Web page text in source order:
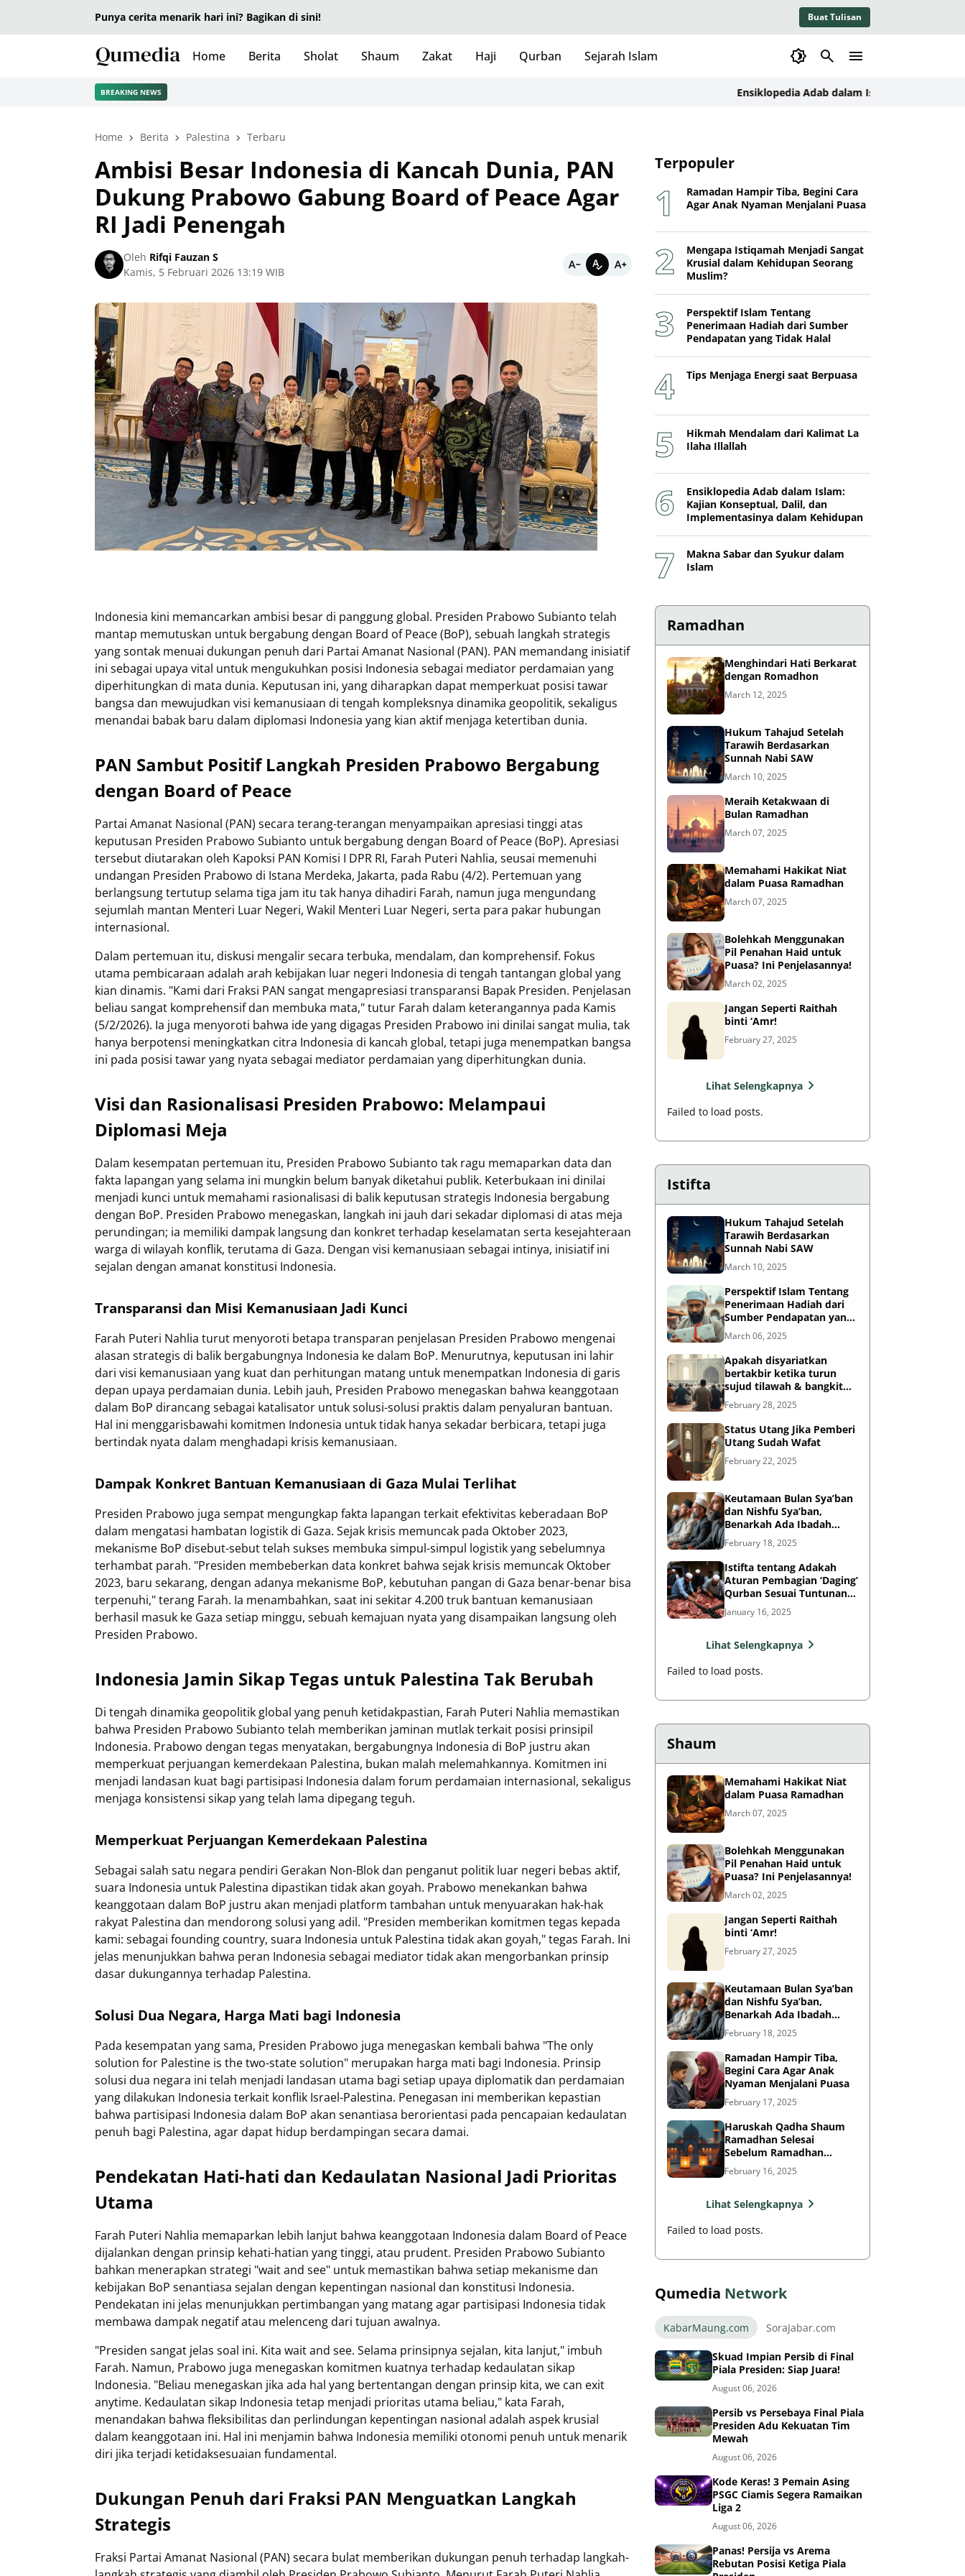
Punya cerita menarik hari ini? Bagikan di sini! Buat Tulisan
Home Berita Sholat Shaum Zakat Haji Qurban Sejarah Islam
BREAKING NEWS Ensiklopedia Adab dalam Islam: Kajian
Home Berita Palestina Terbaru
Ambisi Besar Indonesia di Kancah Dunia, PAN
Dukung Prabowo Gabung Board of Peace Agar
RI Jadi Penengah
Oleh Rifqi Fauzan S
Kamis, 5 Februari 2026 13:19 WIB
Indonesia kini memancarkan ambisi besar di panggung global. Presiden Prabowo Subianto telah
mantap memutuskan untuk bergabung dengan Board of Peace (BoP), sebuah langkah strategis
yang sontak menuai dukungan penuh dari Partai Amanat Nasional (PAN). PAN memandang inisiatif
ini sebagai upaya vital untuk mengukuhkan posisi Indonesia sebagai mediator perdamaian yang
diperhitungkan di mata dunia. Keputusan ini, yang diharapkan dapat memperkuat posisi tawar
bangsa dan mewujudkan visi kemanusiaan di tengah kompleksnya dinamika geopolitik, sekaligus
menandai babak baru dalam diplomasi Indonesia yang kian aktif menjaga ketertiban dunia.
PAN Sambut Positif Langkah Presiden Prabowo Bergabung
dengan Board of Peace
Partai Amanat Nasional (PAN) secara terang-terangan menyampaikan apresiasi tinggi atas
keputusan Presiden Prabowo Subianto untuk bergabung dengan Board of Peace (BoP). Apresiasi
tersebut diutarakan oleh Kapoksi PAN Komisi I DPR RI, Farah Puteri Nahlia, seusai memenuhi
undangan Presiden Prabowo di Istana Merdeka, Jakarta, pada Rabu (4/2). Pertemuan yang
berlangsung tertutup selama tiga jam itu tak hanya dihadiri Farah, namun juga mengundang
sejumlah mantan Menteri Luar Negeri, Wakil Menteri Luar Negeri, serta para pakar hubungan
internasional.
Dalam pertemuan itu, diskusi mengalir secara terbuka, mendalam, dan komprehensif. Fokus
utama pembicaraan adalah arah kebijakan luar negeri Indonesia di tengah tantangan global yang
kian dinamis. "Kami dari Fraksi PAN sangat mengapresiasi transparansi Bapak Presiden. Penjelasan
beliau sangat komprehensif dan membuka mata," tutur Farah dalam keterangannya pada Kamis
(5/2/2026). Ia juga menyoroti bahwa ide yang digagas Presiden Prabowo ini dinilai sangat mulia, tak
hanya berpotensi meningkatkan citra Indonesia di kancah global, tetapi juga menempatkan bangsa
ini pada posisi tawar yang nyata sebagai mediator perdamaian yang diperhitungkan dunia.
Visi dan Rasionalisasi Presiden Prabowo: Melampaui
Diplomasi Meja
Dalam kesempatan pertemuan itu, Presiden Prabowo Subianto tak ragu memaparkan data dan
fakta lapangan yang selama ini mungkin belum banyak diketahui publik. Keterbukaan ini dinilai
menjadi kunci untuk memahami rasionalisasi di balik keputusan strategis Indonesia bergabung
dengan BoP. Presiden Prabowo menegaskan, langkah ini jauh dari sekadar diplomasi di atas meja
perundingan; ia memiliki dampak langsung dan konkret terhadap keselamatan serta kesejahteraan
warga di wilayah konflik, terutama di Gaza. Dengan visi kemanusiaan sebagai intinya, inisiatif ini
sejalan dengan amanat konstitusi Indonesia.
Transparansi dan Misi Kemanusiaan Jadi Kunci
Farah Puteri Nahlia turut menyoroti betapa transparan penjelasan Presiden Prabowo mengenai
alasan strategis di balik bergabungnya Indonesia ke dalam BoP. Menurutnya, keputusan ini lahir
dari visi kemanusiaan yang kuat dan perhitungan matang untuk menempatkan Indonesia di garis
depan upaya perdamaian dunia. Lebih jauh, Presiden Prabowo menegaskan bahwa keanggotaan
dalam BoP dirancang sebagai katalisator untuk solusi-solusi praktis dalam penyaluran bantuan.
Hal ini menggarisbawahi komitmen Indonesia untuk tidak hanya sekadar berbicara, tetapi juga
bertindak nyata dalam menghadapi krisis kemanusiaan.
Dampak Konkret Bantuan Kemanusiaan di Gaza Mulai Terlihat
Presiden Prabowo juga sempat mengungkap fakta lapangan terkait efektivitas keberadaan BoP
dalam mengatasi hambatan logistik di Gaza. Sejak krisis memuncak pada Oktober 2023,
mekanisme BoP disebut-sebut telah sukses membuka simpul-simpul logistik yang sebelumnya
terhambat parah. "Presiden membeberkan data konkret bahwa sejak krisis memuncak Oktober
2023, baru sekarang, dengan adanya mekanisme BoP, kebutuhan pangan di Gaza benar-benar bisa
terpenuhi," terang Farah. Ia menambahkan, saat ini sekitar 4.200 truk bantuan kemanusiaan
berhasil masuk ke Gaza setiap minggu, sebuah kemajuan nyata yang disampaikan langsung oleh
Presiden Prabowo.
Indonesia Jamin Sikap Tegas untuk Palestina Tak Berubah
Di tengah dinamika geopolitik global yang penuh ketidakpastian, Farah Puteri Nahlia memastikan
bahwa Presiden Prabowo Subianto telah memberikan jaminan mutlak terkait posisi prinsipil
Indonesia. Prabowo dengan tegas menyatakan, bergabungnya Indonesia di BoP justru akan
memperkuat perjuangan kemerdekaan Palestina, bukan malah melemahkannya. Komitmen ini
menjadi landasan kuat bagi partisipasi Indonesia dalam forum perdamaian internasional, sekaligus
menjaga konsistensi sikap yang telah lama dipegang teguh.
Memperkuat Perjuangan Kemerdekaan Palestina
Sebagai salah satu negara pendiri Gerakan Non-Blok dan penganut politik luar negeri bebas aktif,
suara Indonesia untuk Palestina dipastikan tidak akan goyah. Prabowo menekankan bahwa
keanggotaan dalam BoP justru akan menjadi platform tambahan untuk menyuarakan hak-hak
rakyat Palestina dan mendorong solusi yang adil. "Presiden memberikan komitmen tegas kepada
kami: sebagai founding country, suara Indonesia untuk Palestina tidak akan goyah," tegas Farah. Ini
jelas menunjukkan bahwa peran Indonesia sebagai mediator tidak akan mengorbankan prinsip
dasar dukungannya terhadap Palestina.
Solusi Dua Negara, Harga Mati bagi Indonesia
Pada kesempatan yang sama, Presiden Prabowo juga menegaskan kembali bahwa "The only
solution for Palestine is the two-state solution" merupakan harga mati bagi Indonesia. Prinsip
solusi dua negara ini telah menjadi landasan utama bagi setiap upaya diplomatik dan perdamaian
yang dilakukan Indonesia terkait konflik Israel-Palestina. Penegasan ini memberikan kepastian
bahwa partisipasi Indonesia dalam BoP akan senantiasa berorientasi pada pencapaian kedaulatan
penuh bagi Palestina, agar dapat hidup berdampingan secara damai.
Pendekatan Hati-hati dan Kedaulatan Nasional Jadi Prioritas
Utama
Farah Puteri Nahlia memaparkan lebih lanjut bahwa keanggotaan Indonesia dalam Board of Peace
dijalankan dengan prinsip kehati-hatian yang tinggi, atau prudent. Presiden Prabowo Subianto
bahkan menerapkan strategi "wait and see" untuk memastikan bahwa setiap mekanisme dan
kebijakan BoP senantiasa sejalan dengan kepentingan nasional dan konstitusi Indonesia.
Pendekatan ini jelas menunjukkan pertimbangan yang matang agar partisipasi Indonesia tidak
membawa dampak negatif atau melenceng dari tujuan awalnya.
"Presiden sangat jelas soal ini. Kita wait and see. Selama prinsipnya sejalan, kita lanjut," imbuh
Farah. Namun, Prabowo juga menegaskan komitmen kuatnya terhadap kedaulatan sikap
Indonesia. "Beliau menegaskan jika ada hal yang bertentangan dengan prinsip kita, we can exit
anytime. Kedaulatan sikap Indonesia tetap menjadi prioritas utama beliau," kata Farah,
menandakan bahwa fleksibilitas dan perlindungan kepentingan nasional adalah aspek krusial
dalam keanggotaan ini. Hal ini menjamin bahwa Indonesia memiliki otonomi penuh untuk menarik
diri jika terjadi ketidaksesuaian fundamental.
Dukungan Penuh dari Fraksi PAN Menguatkan Langkah
Strategis
Fraksi Partai Amanat Nasional (PAN) secara bulat memberikan dukungan penuh terhadap langkah-
Terpopuler
Ramadan Hampir Tiba, Begini Cara
Agar Anak Nyaman Menjalani Puasa
Mengapa Istiqamah Menjadi Sangat
Krusial dalam Kehidupan Seorang
Muslim?
Perspektif Islam Tentang
Penerimaan Hadiah dari Sumber
Pendapatan yang Tidak Halal
Tips Menjaga Energi saat Berpuasa
Hikmah Mendalam dari Kalimat La
Ilaha Illallah
Ensiklopedia Adab dalam Islam:
Kajian Konseptual, Dalil, dan
Implementasinya dalam Kehidupan
Makna Sabar dan Syukur dalam
Islam
Ramadhan
Menghindari Hati Berkarat
dengan Romadhon
March 12, 2025
Hukum Tahajud Setelah
Tarawih Berdasarkan
Sunnah Nabi SAW
March 10, 2025
Meraih Ketakwaan di
Bulan Ramadhan
March 07, 2025
Memahami Hakikat Niat
dalam Puasa Ramadhan
March 07, 2025
Bolehkah Menggunakan
Pil Penahan Haid untuk
Puasa? Ini Penjelasannya!
March 02, 2025
Jangan Seperti Raithah
binti ‘Amr!
February 27, 2025
Lihat Selengkapnya
Failed to load posts.
Istifta
Hukum Tahajud Setelah
Tarawih Berdasarkan
Sunnah Nabi SAW
March 10, 2025
Perspektif Islam Tentang
Penerimaan Hadiah dari
Sumber Pendapatan yang
Tidak Halal
March 06, 2025
Apakah disyariatkan
bertakbir ketika turun
sujud tilawah & bangkit
dari sujud tilawah yang
dilakukan dalam shalat?
February 28, 2025
Status Utang Jika Pemberi
Utang Sudah Wafat
February 22, 2025
Keutamaan Bulan Sya’ban
dan Nishfu Sya’ban,
Benarkah Ada Ibadah
Khusus?
February 18, 2025
Istifta tentang Adakah
Aturan Pembagian ‘Daging’
Qurban Sesuai Tuntunan
Rasulullah?
January 16, 2025
Lihat Selengkapnya
Failed to load posts.
Shaum
Memahami Hakikat Niat
dalam Puasa Ramadhan
March 07, 2025
Bolehkah Menggunakan
Pil Penahan Haid untuk
Puasa? Ini Penjelasannya!
March 02, 2025
Jangan Seperti Raithah
binti ‘Amr!
February 27, 2025
Keutamaan Bulan Sya’ban
dan Nishfu Sya’ban,
Benarkah Ada Ibadah
Khusus?
February 18, 2025
Ramadan Hampir Tiba,
Begini Cara Agar Anak
Nyaman Menjalani Puasa
February 17, 2025
Haruskah Qadha Shaum
Ramadhan Selesai
Sebelum Ramadhan
Berikutnya?
February 16, 2025
Lihat Selengkapnya
Failed to load posts.
Qumedia Network
KabarMaung.com SoraJabar.com
Skuad Impian Persib di Final
Piala Presiden: Siap Juara!
August 06, 2026
Persib vs Persebaya Final Piala
Presiden Adu Kekuatan Tim
Mewah
August 06, 2026
Kode Keras! 3 Pemain Asing
PSGC Ciamis Segera Ramaikan
Liga 2
August 06, 2026
Panas! Persija vs Arema
Rebutan Posisi Ketiga Piala